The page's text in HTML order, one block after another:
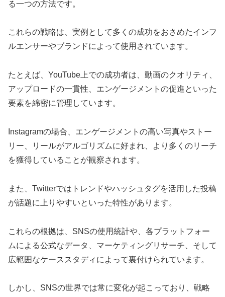
る一つの方法です。
これらの戦略は、実例として多くの成功をおさめたインフ
ルエンサーやブランドによって使用されています。
たとえば、YouTube上での成功者は、動画のクオリティ、
アップロードの一貫性、エンゲージメントの促進といった
要素を綿密に管理しています。
Instagramの場合、エンゲージメントの高い写真やストー
リー、リールがアルゴリズムに好まれ、より多くのリーチ
を獲得していることが観察されます。
また、Twitterではトレンドやハッシュタグを活用した投稿
が話題に上りやすいといった特性があります。
これらの根拠は、SNSの使用統計や、各プラットフォー
ムによる公式なデータ、マーケティングリサーチ、そして
広範囲なケーススタディによって裏付けられています。
しかし、SNSの世界では常に変化が起こっており、戦略